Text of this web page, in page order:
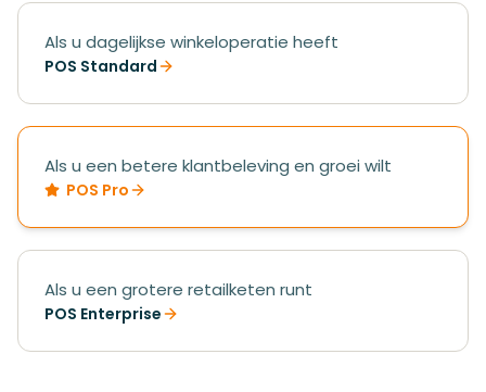
Als u dagelijkse winkeloperatie heeft
POS Standard
Als u een betere klantbeleving en groei wilt
POS Pro
Als u een grotere retailketen runt
POS Enterprise